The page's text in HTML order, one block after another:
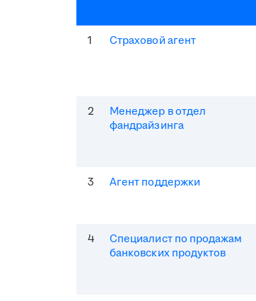
1 Страховой агент
2
Менеджер в отдел
фандрайзинга
3 Агент поддержки
4
Специалист по продажам
банковских продуктов